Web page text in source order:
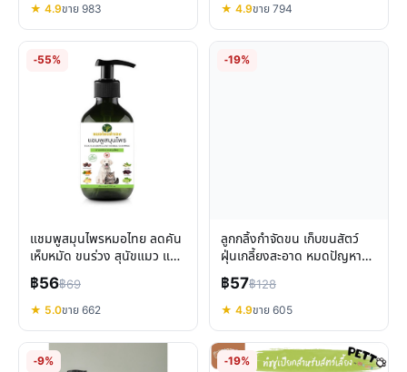
★ 4.9ขาย 983 ★ 4.9ขาย 794
-55%
แชมพูสมุนไพรหมอไทย ลดคัน
เห็บหมัด ขนร่วง สุนัขแมว แก้
ปัญหาผิวหนัง
฿56฿69
★ 5.0ขาย 662
-19%
ลูกกลิ้งกำจัดขน เก็บขนสัตว์
ฝุ่นเกลี้ยงสะอาด หมดปัญหา
เสื้อผ้าติดขน
฿57฿128
★ 4.9ขาย 605
-9% -19%